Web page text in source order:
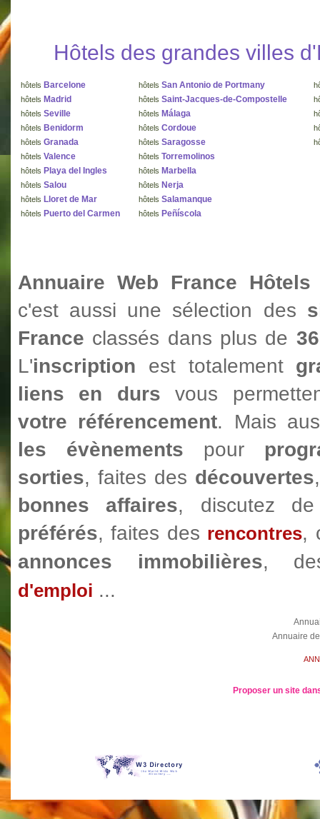
Hôtels des grandes villes
hôtels Barcelone
hôtels Madrid
hôtels Seville
hôtels Benidorm
hôtels Granada
hôtels Valence
hôtels Playa del Ingles
hôtels Salou
hôtels Lloret de Mar
hôtels Puerto del Carmen
hôtels San Antonio de Portmany
hôtels Saint-Jacques-de-Compostelle
hôtels Málaga
hôtels Cordoue
hôtels Saragosse
hôtels Torremolinos
hôtels Marbella
hôtels Nerja
hôtels Salamanque
hôtels Peñíscola
Annuaire Web France Hôtels
c'est aussi une sélection des
France classés dans plus de
L'inscription est totalement
liens en dursvous
votre référencement. Mais
les évènements pour
sorties, faites des découvertes
bonnes affaires, discutez
préférés, faites des rencontres,
annonces immobilières,
d'emploi ...
Annuaire
Proposer un site